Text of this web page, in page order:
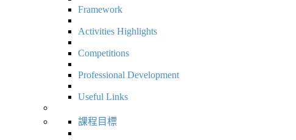
Framework
Activities Highlights
Competitions
Professional Development
Useful Links
課程目標